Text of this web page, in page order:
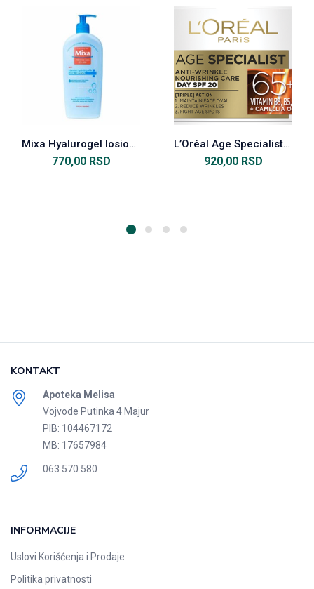
Mixa Hyalurogel losion za telo 400ml
770,00 RSD
L’Oréal Age Specialist 65+ dnevna krema 50ml
920,00 RSD
KONTAKT
Apoteka Melisa
Vojvode Putinka 4 Majur
PIB: 104467172
MB: 17657984
063 570 580
INFORMACIJE
Uslovi Korišćenja i Prodaje
Politika privatnosti